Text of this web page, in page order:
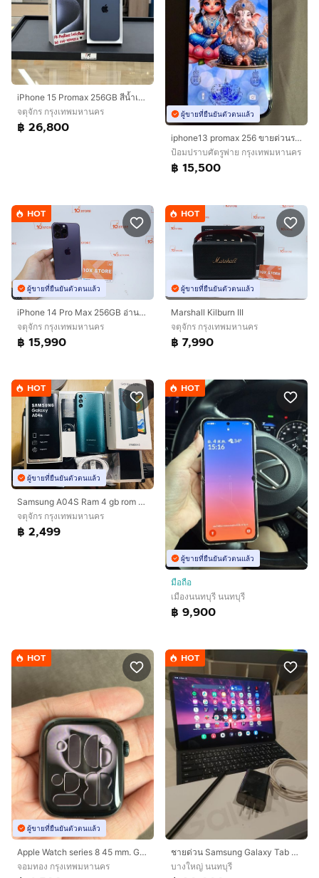
iPhone 15 Promax 256GB สีน้ำเงิน เครื่องสวยมากๆ สุขภาพแบต85
จตุจักร กรุงเทพมหานคร
฿ 26,800
ผู้ขายที่ยืนยันตัวตนแล้ว
iphone13 promax 256 ขายด่วนราคาเบาๆ
ป้อมปราบศัตรูพ่าย กรุงเทพมหานคร
฿ 15,500
HOT
ผู้ขายที่ยืนยันตัวตนแล้ว
iPhone 14 Pro Max 256GB อ่านตําหนิก่อน
จตุจักร กรุงเทพมหานคร
฿ 15,990
HOT
ผู้ขายที่ยืนยันตัวตนแล้ว
Marshall Kilburn III
จตุจักร กรุงเทพมหานคร
฿ 7,990
HOT
ผู้ขายที่ยืนยันตัวตนแล้ว
Samsung A04S Ram 4 gb rom 64 gb
จตุจักร กรุงเทพมหานคร
฿ 2,499
HOT
ผู้ขายที่ยืนยันตัวตนแล้ว
มือถือ
เมืองนนทบุรี นนทบุรี
฿ 9,900
HOT
ผู้ขายที่ยืนยันตัวตนแล้ว
Apple Watch series 8 45 mm. GPS
จอมทอง กรุงเทพมหานคร
HOT
ชายด่วน Samsung Galaxy Tab S9+ (wifi)
บางใหญ่ นนทบุรี